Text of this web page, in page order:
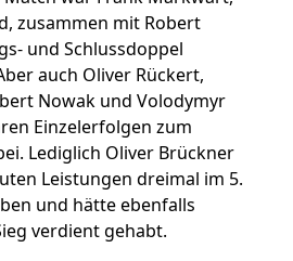
zusammen mit Robert
und Schlussdoppel
auch Oliver Rückert,
Nowak und Volodymyr
Einzelerfolgen zum
Lediglich Oliver Brückner
Leistungen dreimal im 5.
und hätte ebenfalls
verdient gehabt.